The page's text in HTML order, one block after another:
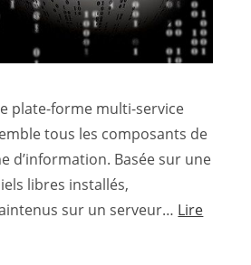
une
performance
globale
plate-forme multi-service
tous les composants de
d’information. Basée sur une
libres installés,
sur un serveur… Lire